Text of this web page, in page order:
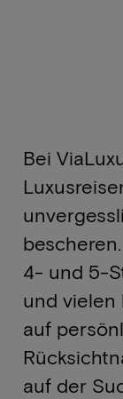
Bei
4- und 5-
und vielen
auf
auf der